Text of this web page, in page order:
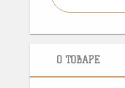
О ТОВАРЕ